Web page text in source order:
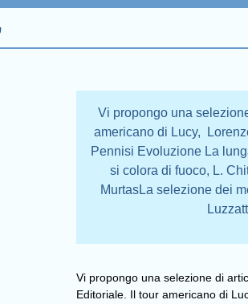
Vi propongo una
americano di Lucy,
Pennisi Evoluzione La
si colora di fuoco, L.
MurtasLa selezione dei
Vi propongo una selezione di
Editoriale. Il tour americano di